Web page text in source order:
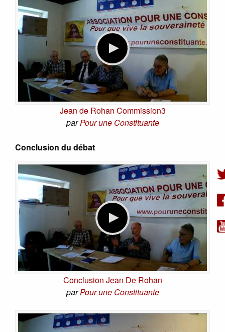
Jean de Rohan Commission3
parPour une Constituante
Conclusion du débat
Conclusion Jean De Rohan
parPour une Constituante